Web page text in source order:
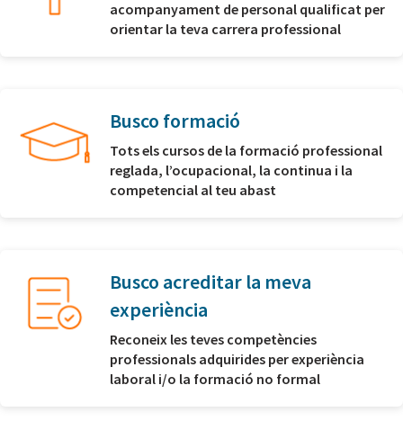
acompanyament de personal qualificat per
orientar la teva carrera professional
Busco formació
Tots els cursos de la formació professional
reglada, l’ocupacional, la continua i la
competencial al teu abast
Busco acreditar la meva
experiència
Reconeix les teves competències
professionals adquirides per experiència
laboral i/o la formació no formal